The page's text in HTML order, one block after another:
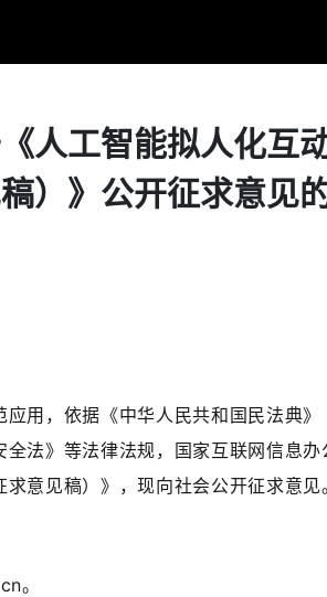
人工智能拟人化互
）》公开征求意见
用，依据《中华人民共和国民法典》
法》等法律法规，国家互联网信息办
意见稿）》，现向社会公开征求意见
。